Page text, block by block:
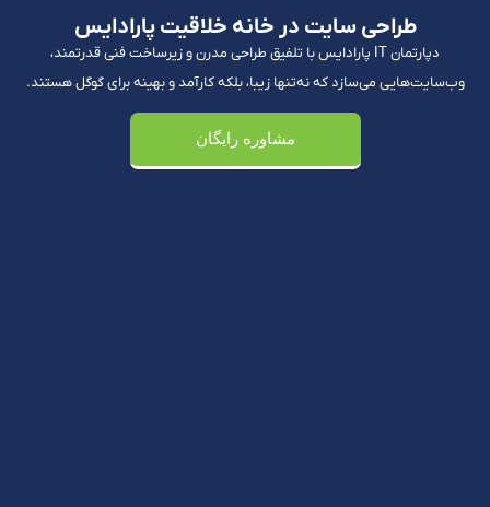
طراحی سایت در خانه خلاقیت پارادایس
دپارتمان IT پارادایس با تلفیق طراحی مدرن و زیرساخت فنی قدرتمند،
وب‌سایت‌هایی می‌سازد که نه‌تنها زیبا، بلکه کارآمد و بهینه برای گوگل هستند.
مشاوره رایگان